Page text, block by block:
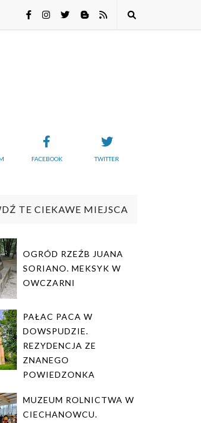
FACEBOOK TWITTER
TE CIEKAWE MIEJSCA
OGRÓD RZEŹB JUANA
SORIANO. MEKSYK W
OWCZARNI
PAŁAC PACA W
DOWSPUDZIE.
REZYDENCJA ZE
ZNANEGO
POWIEDZONKA
MUZEUM ROLNICTWA W
CIECHANOWCU.